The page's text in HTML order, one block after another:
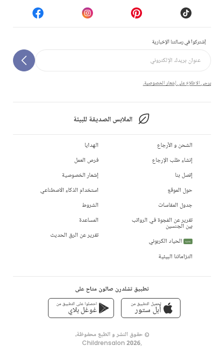
إشتركوا في رسالتنا الإخبارية
يرجى الاطلاع على إشعار الخصوصية.
الملابس الصديقة للبيئة
الشحن و الأرجاع
إنشاء طلب الإرجاع
إتصل بنا
حول الموقع
جدول المقاسات
تقرير عن الفجوة في الرواتب
بين الجنسين
جديد
الحياد الكربوني
التزاماتنا البيئية
الهدايا
فرص العمل
إشعار الخصوصية
استخدام الذكاء الاصطناعي
الشروط
المساعدة
تقرير عن الرق الحديث
تطبيق تشلدرن صالون متاح على
تحميل التطبيق من
أبل ستور
احصلوا على التطبيق من
غوغل بلاي
© حقوق النشر و الطبع محفوظة،
,
Childrensalon 2026